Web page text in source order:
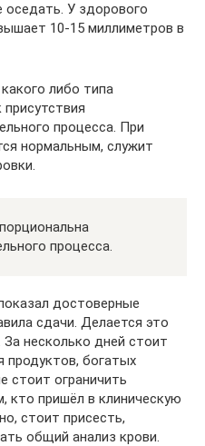
оседать. У здорового
10-15 миллиметров в
либо типа
процесса. При
нормальным, служит
процесса.
достоверные
сдачи. Делается это
несколько дней стоит
продуктов, богатых
стоит ограничить
кто пришёл в клиническую
стоит присесть,
общий анализ крови.